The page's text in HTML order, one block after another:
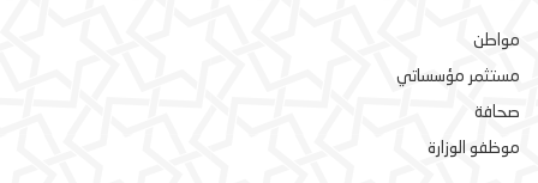
مواطن
مستثمر مؤسساتي
صحافة
موظفو الوزارة